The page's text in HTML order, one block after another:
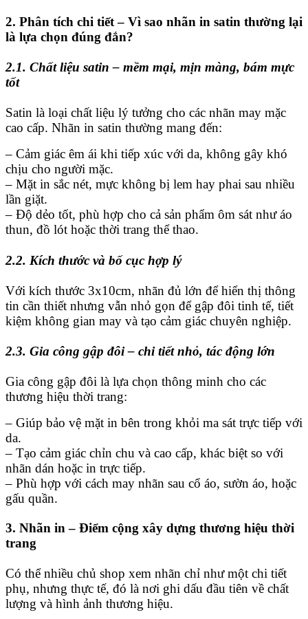
2. Phân tích chi tiết – Vì sao nhãn in satin thường lại
là lựa chọn đúng đắn?
2.1. Chất liệu satin – mềm mại, mịn màng, bám mực
tốt
Satin là loại chất liệu lý tưởng cho các nhãn may mặc
cao cấp. Nhãn in satin thường mang đến:
– Cảm giác êm ái khi tiếp xúc với da, không gây khó
chịu cho người mặc.
– Mặt in sắc nét, mực không bị lem hay phai sau nhiều
lần giặt.
– Độ dẻo tốt, phù hợp cho cả sản phẩm ôm sát như áo
thun, đồ lót hoặc thời trang thể thao.
2.2. Kích thước và bố cục hợp lý
Với kích thước 3x10cm, nhãn đủ lớn để hiển thị thông
tin cần thiết nhưng vẫn nhỏ gọn để gập đôi tinh tế, tiết
kiệm không gian may và tạo cảm giác chuyên nghiệp.
2.3. Gia công gập đôi – chi tiết nhỏ, tác động lớn
Gia công gập đôi là lựa chọn thông minh cho các
thương hiệu thời trang:
– Giúp bảo vệ mặt in bên trong khỏi ma sát trực tiếp với
da.
– Tạo cảm giác chỉn chu và cao cấp, khác biệt so với
nhãn dán hoặc in trực tiếp.
– Phù hợp với cách may nhãn sau cổ áo, sườn áo, hoặc
gấu quần.
3. Nhãn in – Điểm cộng xây dựng thương hiệu thời
trang
Có thể nhiều chủ shop xem nhãn chỉ như một chi tiết
phụ, nhưng thực tế, đó là nơi ghi dấu đầu tiên về chất
lượng và hình ảnh thương hiệu.